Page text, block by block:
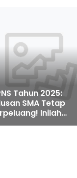
Tahun 2025:
SMA Tetap
Inilah
yang